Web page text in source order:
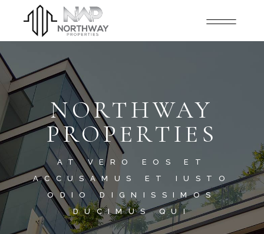
NORTHWAY
PROPERTIES
AT VERO EOS ET
ACCUSAMUS ET IUSTO
ODIO DIGNISSIMOS
DUCIMUS QUI